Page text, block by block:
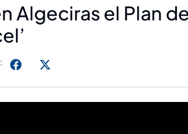
Algeciras el Plan